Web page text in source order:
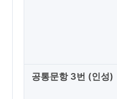
공통문항 3번 (인성)